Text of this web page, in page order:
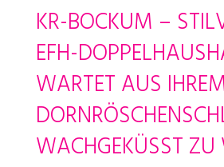
KR-BOCKUM –
EFH-
WARTET AUS
WACHGEKÜSST ZU